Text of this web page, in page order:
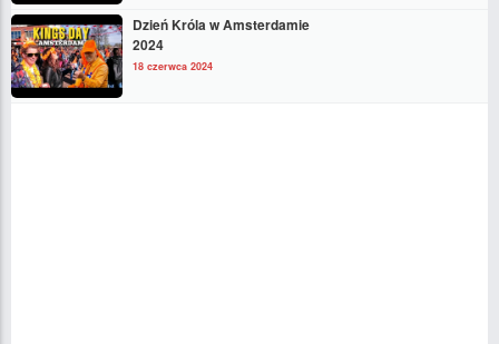
Dzień Króla w Amsterdamie
2024
18 czerwca 2024